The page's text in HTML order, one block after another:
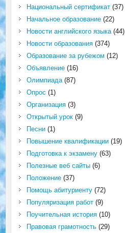
Национальный сертификат(37)
Начальное образование(22)
Новости английского языка(44)
Новости образования(374)
Образование за рубежом (12)
Объявление(16)
Олимпиада(87)
Опрос (1)
Организация(3)
Открытый урок(9)
Песни(1)
Повышение квалификации(19)
Подготовка к экзамену(63)
Полезные веб сайты(6)
Положение(37)
Помощь абитуриенту(72)
Популяризация работ(9)
Поучительная история(10)
Правовая грамотность(29)